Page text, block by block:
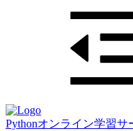
Pythonオンライン学習